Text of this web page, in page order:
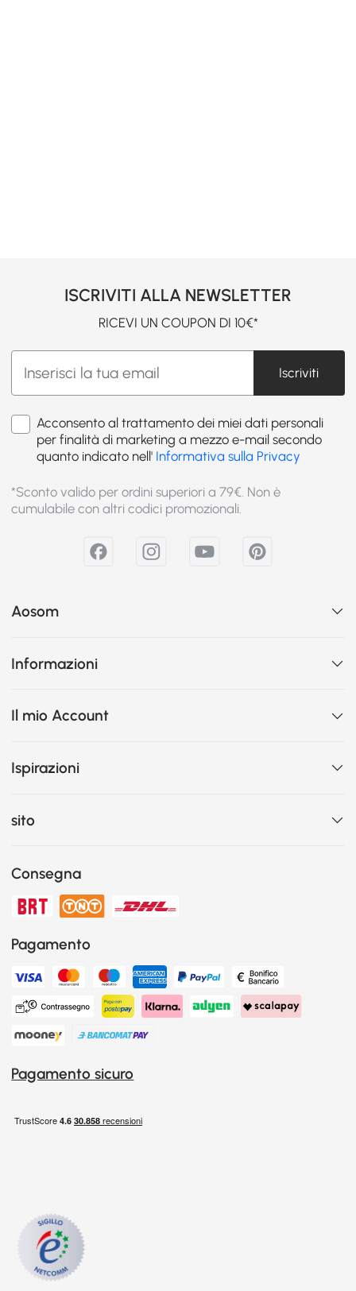
ISCRIVITI ALLA NEWSLETTER
RICEVI UN COUPON DI 10€*
Iscriviti
Acconsento al trattamento dei miei dati personali
per finalità di marketing a mezzo e-mail secondo
quanto indicato nell' Informativa sulla Privacy
*Sconto valido per ordini superiori a 79€. Non è
cumulabile con altri codici promozionali.
Aosom
Informazioni
Il mio Account
Ispirazioni
sito
Consegna
Pagamento
Pagamento sicuro